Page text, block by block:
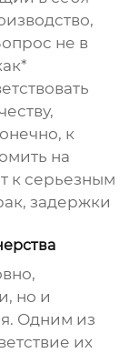
не в
к
на
к серьезным
задержки
но и
Одним из
их